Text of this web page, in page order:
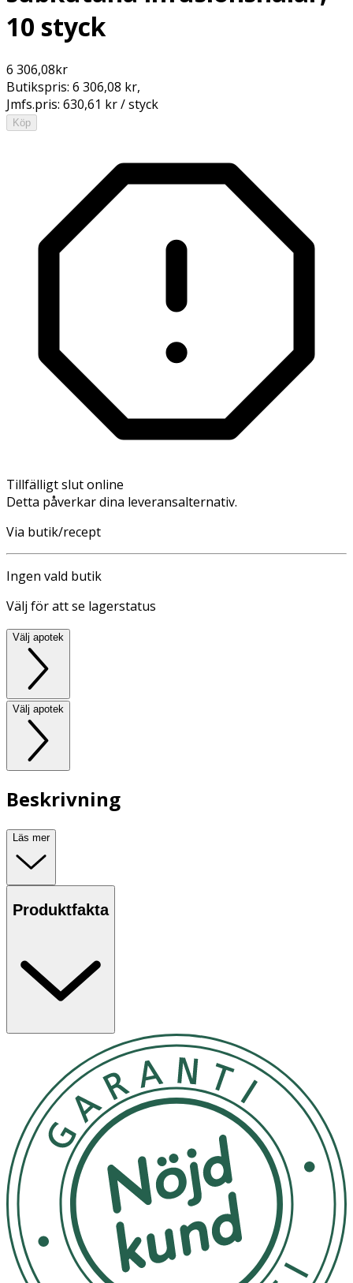
10 styck
6 306,08kr
Butikspris: 6 306,08 kr,
Jmfs.pris: 630,61 kr / styck
Köp
Tillfälligt slut online
Detta påverkar dina leveransalternativ.
Via butik/recept
Ingen vald butik
Välj för att se lagerstatus
Välj apotek
Välj apotek
Beskrivning
Läs mer
Produktfakta